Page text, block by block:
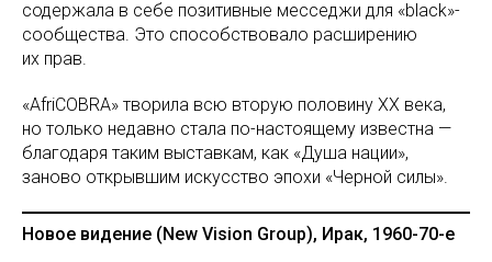
содержала в себе позитивные месседжи для «black»-
сообщества. Это способствовало расширению
их прав.
«AfriCOBRA» творила всю вторую половину ХХ века,
но только недавно стала по-настоящему известна —
благодаря таким выставкам, как «Душа нации»,
заново открывшим искусство эпохи «Черной силы».
Новое видение (New Vision Group), Ирак, 1960-70-е